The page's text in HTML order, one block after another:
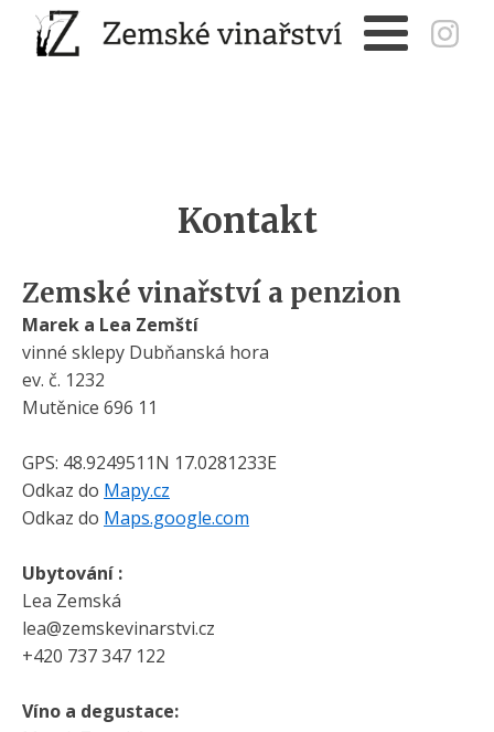
Kontakt
Zemské vinařství a penzion
Marek a Lea Zemští
vinné sklepy Dubňanská hora
ev. č. 1232
Mutěnice 696 11
GPS: 48.9249511N 17.0281233E
Odkaz do Mapy.cz
Odkaz do Maps.google.com
Ubytování :
Lea Zemská
lea@zemskevinarstvi.cz
+420 737 347 122
Víno a degustace: